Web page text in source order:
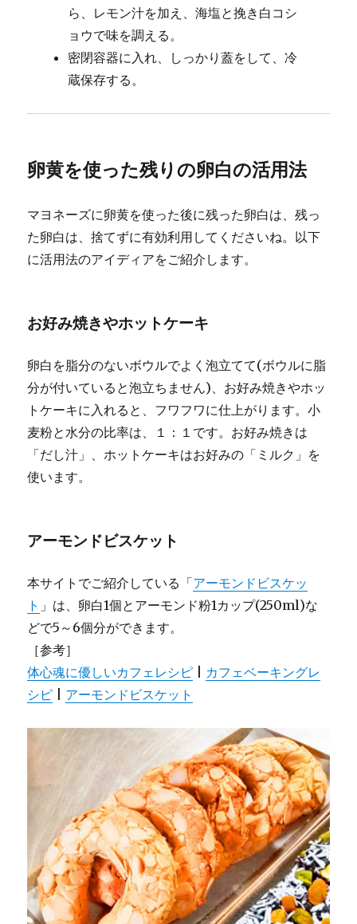
ら、レモン汁を加え、海塩と挽き白コシ
ョウで味を調える。
密閉容器に入れ、しっかり蓋をして、冷
蔵保存する。
卵黄を使った残りの卵白の活用法
マヨネーズに卵黄を使った後に残った卵白は、残っ
た卵白は、捨てずに有効利用してくださいね。以下
に活用法のアイディアをご紹介します。
お好み焼きやホットケーキ
卵白を脂分のないボウルでよく泡立てて(ボウルに脂
分が付いていると泡立ちません)、お好み焼きやホッ
トケーキに入れると、フワフワに仕上がります。小
麦粉と水分の比率は、１：１です。お好み焼きは
「だし汁」、ホットケーキはお好みの「ミルク」を
使います。
アーモンドビスケット
本サイトでご紹介している「アーモンドビスケッ
ト 」は、卵白1個とアーモンド粉1カップ(250ml)な
どで5～6個分ができます。
［参考］
体心魂に優しいカフェレシピ
カフェベーキングレ
シピ
アーモンドビスケット